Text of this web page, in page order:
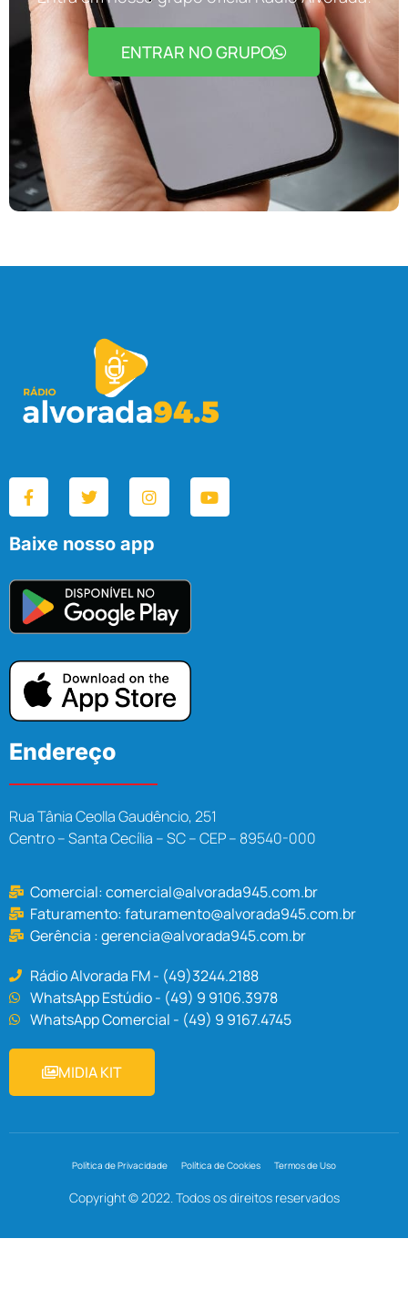
ENTRAR NO GRUPO
Baixe nosso app
Endereço
Rua Tânia Ceolla Gaudêncio, 251
Centro – Santa Cecília – SC – CEP – 89540-000
Comercial:comercial@alvorada945.com.br
Faturamento:faturamento@alvorada945.com.br
Gerência :gerencia@alvorada945.com.br
Rádio Alvorada FM - (49)3244.2188
WhatsApp Estúdio - (49) 9 9106.3978
WhatsApp Comercial - (49) 9 9167.4745
MIDIA KIT
Política de Privacidade Política de Cookies Termos de Uso
Copyright © 2022. Todos os direitos reservados